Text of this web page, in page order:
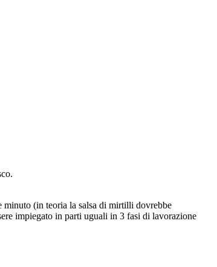
minuto (in teoria la salsa di mirtilli dovrebbe
impiegato in parti uguali in 3 fasi di lavorazione